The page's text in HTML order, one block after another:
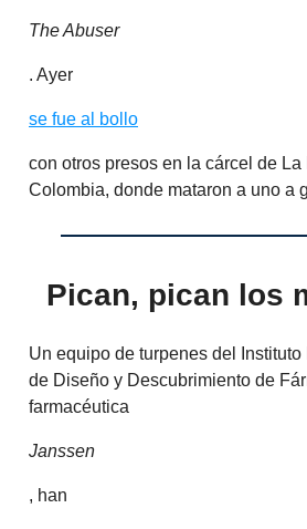
The Abuser
. Ayer
se fue al bollo
con otros presos en la cárcel de La
Colombia, donde mataron a uno a
Pican, pican los
Un equipo de turpenes del
de Diseño y Descubrimiento de
farmacéutica
Janssen
, han